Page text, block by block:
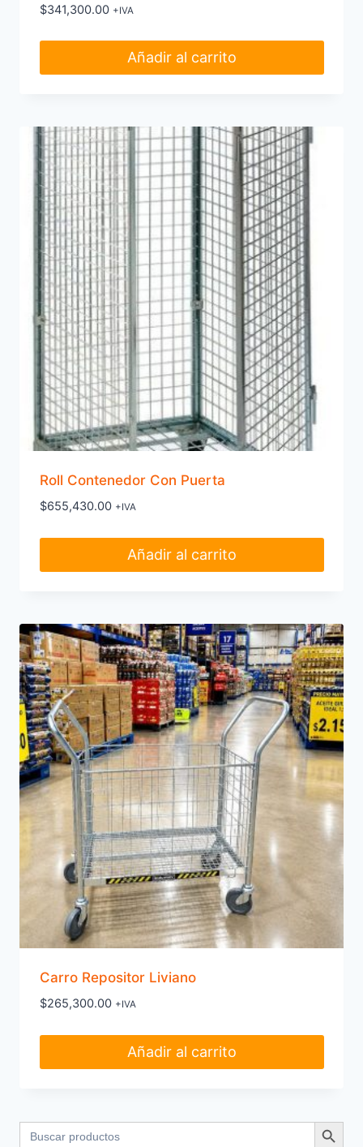
$341,300.00 +IVA
Añadir al carrito
Roll Contenedor Con Puerta
$655,430.00 +IVA
Añadir al carrito
Carro Repositor Liviano
$265,300.00 +IVA
Añadir al carrito
Buscar: Botón de